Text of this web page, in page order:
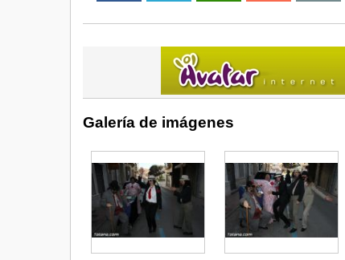
Galería de imágenes